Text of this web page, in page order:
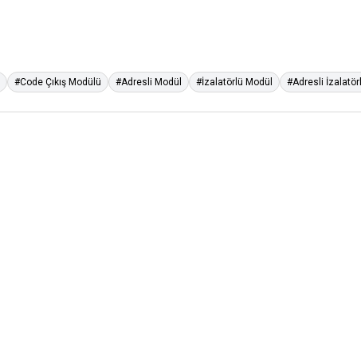
#Code Çıkış Modülü #Adresli Modül #İzalatörlü Modül #Adresli